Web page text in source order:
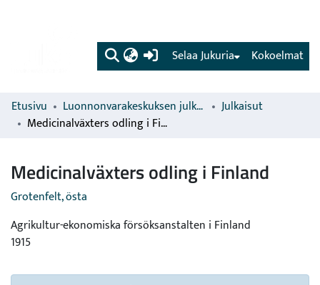
(current) Kokoelmat
Selaa Jukuria
Etusivu Luonnonvarakeskuksen julkaisut
Julkaisut
Medicinalväxters odling i Finland
Medicinalväxters odling i Finland
Grotenfelt, östa
Agrikultur-ekonomiska försöksanstalten i Finland
1915